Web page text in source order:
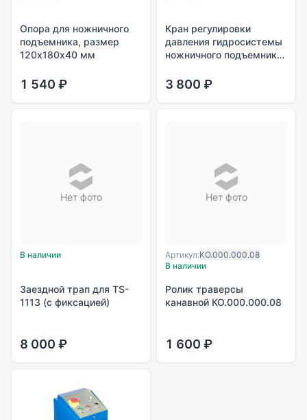
Опора для ножничного
подъемника, размер
120х180х40 мм
1 540 ₽
Кран регулировки
давления гидросистемы
ножничного подъемника
3 800 ₽
Нет фото
В наличии
Заездной трап для TS-
1113 (с фиксацией)
8 000 ₽
Нет фото
Артикул:КО.000.000.08
В наличии
Ролик траверсы
канавной КО.000.000.08
1 600 ₽